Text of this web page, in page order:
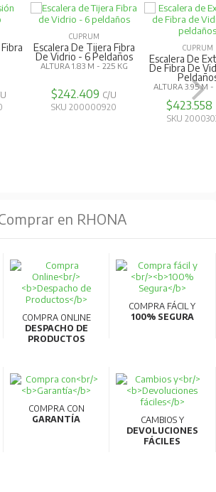
CUPRUM
Escalera De Tijera Fibra
De Vidrio - 6 Peldaños
ALTURA 1.83 M - 225 KG
$242.409 C/U
SKU 200000920
CUPRUM
Escalera De
De Fibra De
ALTURA 3.95 M -
$423.558
SKU
en RHONA
COMPRA ONLINE
DESPACHO DE
PRODUCTOS
COMPRA FÁCIL Y
100% SEGURA
COMPRA CON
GARANTÍA
CAMBIOS Y
DEVOLUCIONES
FÁCILES